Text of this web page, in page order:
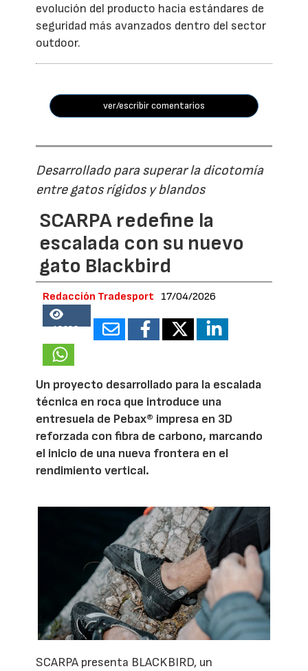
evolución del producto hacia estándares de
seguridad más avanzados dentro del sector
outdoor.
ver/escribir comentarios
Desarrollado para superar la dicotomía
entre gatos rígidos y blandos
SCARPA redefine la
escalada con su nuevo
gato Blackbird
Redacción Tradesport 17/04/2026
18983
Un proyecto desarrollado para la escalada
técnica en roca que introduce una
entresuela de Pebax® impresa en 3D
reforzada con fibra de carbono, marcando
el inicio de una nueva frontera en el
rendimiento vertical.
SCARPA presenta BLACKBIRD, un